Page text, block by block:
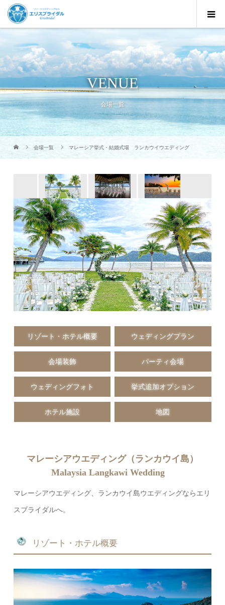
VENUE
会場一覧
会場一覧 マレーシア挙式・結婚式場 ランカウイウエディング
リゾート・ホテル概要 ウェディングプラン
会場装飾 パーティ会場
ウェディングフォト 挙式追加オプション
ホテル施設 地図
マレーシアウエディング（ランカウイ島）
Malaysia Langkawi Wedding
マレーシアウエディング、ランカウイ島ウエディングならエリ
スブライダルへ。
リゾート・ホテル概要